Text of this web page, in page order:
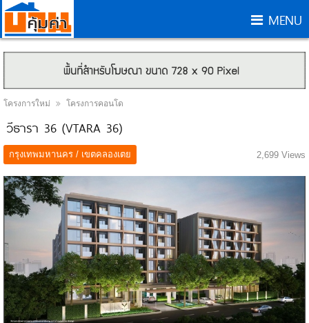
MENU
โครงการใหม่ โครงการคอนโด
วีธารา 36 (VTARA 36)
กรุงเทพมหานคร / เขตคลองเตย 2,699 Views